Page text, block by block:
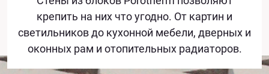
крепить на них что угодно. От картин и
светильников до кухонной мебели, дверных и
оконных рам и отопительных радиаторов.